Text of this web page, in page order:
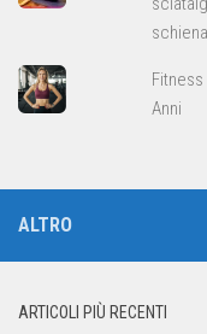
schiena
Anni
ALTRO
ARTICOLI PIÙ RECENTI